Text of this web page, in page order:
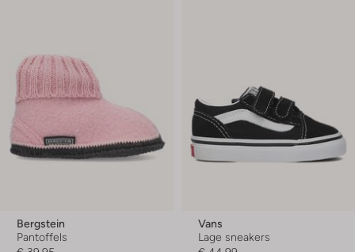
Bergstein
Pantoffels
Vans
Lage sneakers